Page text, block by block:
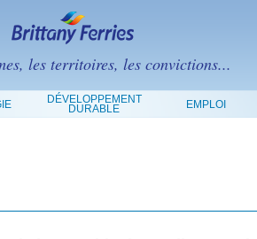
les territoires, les convictions...
DÉVELOPPEMENT
DURABLE
EMPLOI